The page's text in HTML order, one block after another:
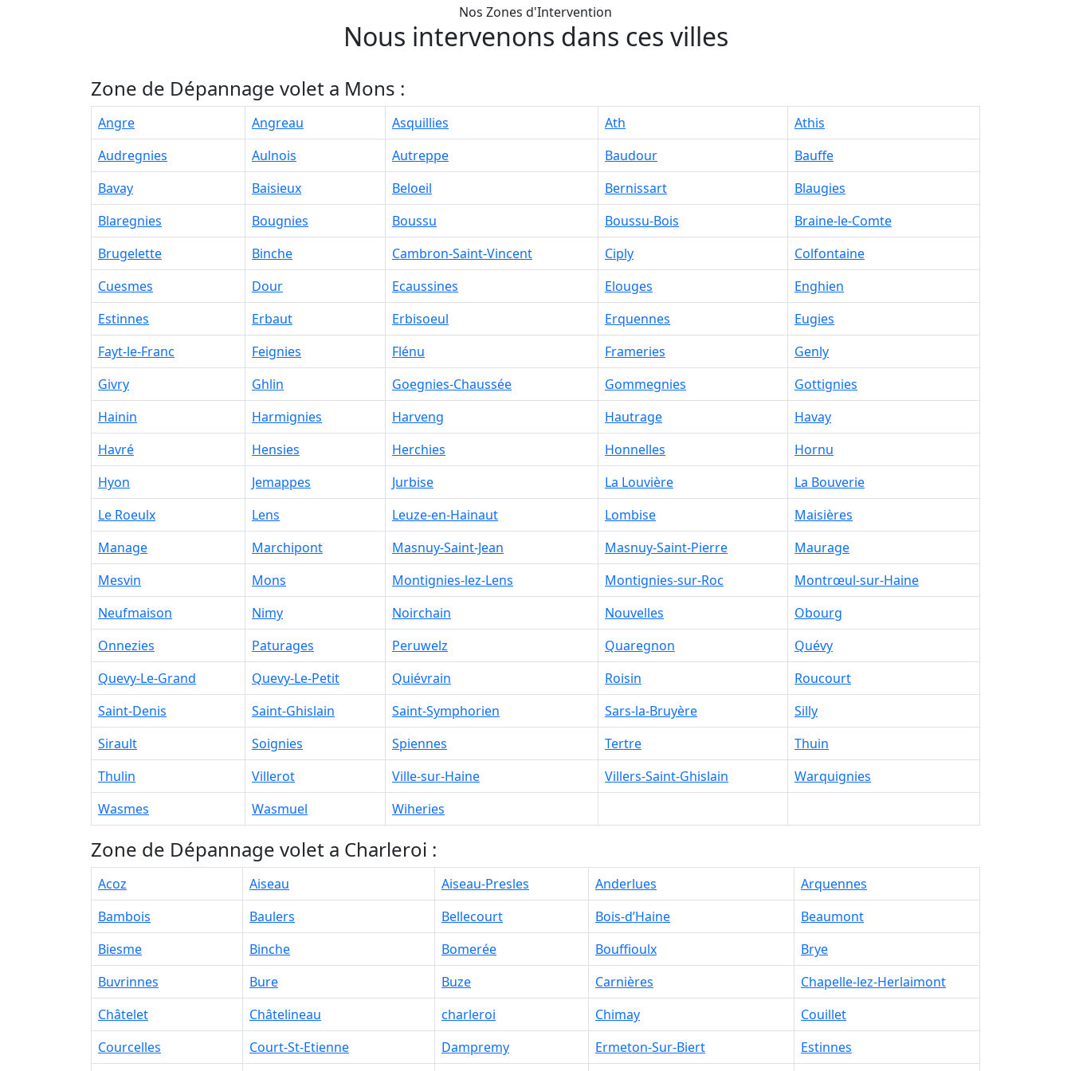
Nos Zones d'Intervention
Nous intervenons dans ces villes
Zone de Dépannage volet a Mons :
Angre Angreau Asquillies Ath
Athis
Audregnies
Aulnois Autreppe Baudour
Bauffe
Bavay
Baisieux Beloeil Bernissart
Blaugies
Blaregnies
Bougnies Boussu Boussu-Bois
Braine-le-Comte
Brugelette
Binche Cambron-Saint-Vincent Ciply
Colfontaine
Cuesmes
Dour Ecaussines Elouges
Enghien
Estinnes
Erbaut Erbisoeul Erquennes
Eugies
Fayt-le-Franc
Feignies Flénu Frameries
Genly
Givry
Ghlin Goegnies-Chaussée Gommegnies
Gottignies
Hainin
Harmignies Harveng Hautrage
Havay
Havré
Hensies Herchies Honnelles
Hornu
Hyon
Jemappes Jurbise La Louvière
La Bouverie
Le Roeulx
Lens Leuze-en-Hainaut Lombise
Maisières
Manage
Marchipont Masnuy-Saint-Jean Masnuy-Saint-Pierre
Maurage
Mesvin
Mons Montignies-lez-Lens Montignies-sur-Roc
Montrœul-sur-Haine
Neufmaison
Nimy Noirchain Nouvelles
Obourg
Onnezies
Paturages Peruwelz Quaregnon
Quévy
Quevy-Le-Grand
Quevy-Le-Petit Quiévrain Roisin
Roucourt
Saint-Denis
Saint-Ghislain Saint-Symphorien Sars-la-Bruyère
Silly
Sirault
Soignies Spiennes Tertre
Thuin
Thulin
Villerot Ville-sur-Haine Villers-Saint-Ghislain
Warquignies
Wasmes
Wasmuel Wiheries
Zone de Dépannage volet a Charleroi :
Acoz Aiseau Aiseau-Presles Anderlues
Arquennes
Bambois
Baulers Bellecourt Bois-d’Haine
Beaumont
Biesme
Binche Bomerée Bouffioulx
Brye
Buvrinnes
Bure Buze Carnières
Chapelle-lez-Herlaimont
Châtelet
Châtelineau charleroi Chimay
Couillet
Courcelles
Court-St-Etienne Dampremy Ermeton-Sur-Biert
Estinnes